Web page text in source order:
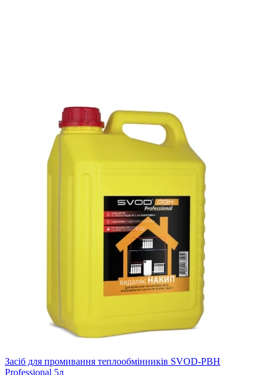
Засіб для промивання теплообмінників SVOD-РВН
Professional 5л